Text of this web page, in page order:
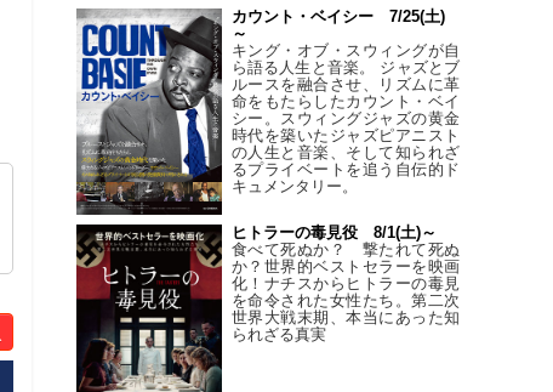
カウント・ベイシー 7/25(土)
～
キング・オブ・スウィングが自
ら語る人生と音楽。 ジャズとブ
ルースを融合させ、リズムに革
命をもたらしたカウント・ベイ
シー。スウィングジャズの黄金
時代を築いたジャズピアニスト
の人生と音楽、そして知られざ
るプライベートを追う自伝的ド
キュメンタリー。
ヒトラーの毒見役 8/1(土)～
食べて死ぬか？ 撃たれて死ぬ
か？世界的ベストセラーを映画
化！ナチスからヒトラーの毒見
を命令された女性たち。第二次
世界大戦末期、本当にあった知
られざる真実